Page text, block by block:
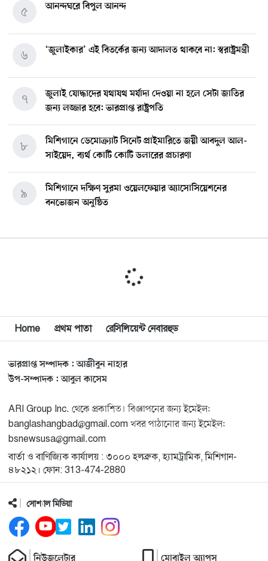
আনন্দঘরে বিপুল আনন্দ
৫
‘জুলাইকার’ এই বিতর্কের জন্য আদালত থাকবে না: স্বরাষ্ট্রমন্ত্রী
৬
জুলাই যোদ্ধাদের যথাযথ মর্যাদা দেওয়া না হলে সেটা জাতির
জন্য লজ্জার হবে: ভারপ্রাপ্ত রাষ্ট্রপতি
৭
মিশিগানে ডেমোক্র্যাট সিনেট প্রাইমারিতে জয়ী আবদুল আল-
সাইয়েদ, ব্যর্থ কোটি কোটি ডলারের প্রচারণা
৮
মিশিগানে দক্ষিণ সুরমা ওয়েলফেয়ার অ্যাসোসিয়েশনের
বনভোজন অনুষ্ঠিত
৯
বিশ্বজুড়ে কূটনৈতিক পুনর্বিন্যাস, ৫ অঞ্চলে মিশন বন্ধ করছে
১০
মিশিগানে ফ্রেন্ডস এন্ড ফ্যামিলির বনভোজনে প্রাণের উচ্ছ্বাস
মিশিগানে ডেমোক্র্যাটদের প্রাইমারিতে আল-সাইয়েদকে হারাতে
কেন এত মরিয়া ইসারায়েলি লবি এআইপ্যাক
১২
মুনা দাওয়াহ কনফারেন্স ২০২৬ সম্পর্কে প্রেস ব্রিফিং
১৩
শেখ হাসিনার সঙ্গে সংবাদ সম্মেলনে থাকছেন সাকিব আল
হাসান
১৪
যুক্তরাষ্ট্রকে ছাড়ে বাধ্য করতে কোন কৌশলে ওয়াশিংটনের ওপর
চাপ বাড়াচ্ছে ইরান
১৫
ওয়ান
১৬
Home প্রথম পাতা রেসিলিয়েন্ট নেবারহুড
ভারপ্রাপ্ত সম্পাদক : আজীবুন নাহার
উপ-সম্পাদক : আবুল কাসেম
ARI Group Inc. থেকে প্রকাশিত। বিজ্ঞাপনের জন্য ইমেইল:
banglashangbad@gmail.com খবর পাঠানোর জন্য ইমেইল:
bsnewsusa@gmail.com
বার্তা ও বাণিজ্যিক কার্যালয় : ৩০০০ হলব্রুক, হ্যামট্রামিক, মিশিগান-
৪৮২১২। ফোন: 313-474-2880
সোশ্যাল মিডিয়া
নিউজলেটার মোবাইল অ্যাপস